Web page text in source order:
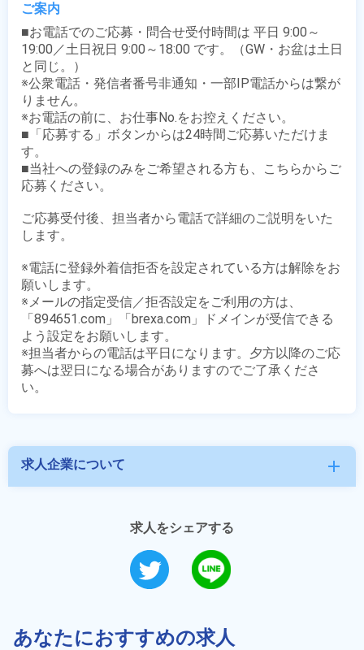
ご案内
■お電話でのご応募・問合せ受付時間は 平日 9:00～
19:00／土日祝日 9:00～18:00 です。（GW・お盆は土日
と同じ。）
※公衆電話・発信者番号非通知・一部IP電話からは繋が
りません。
※お電話の前に、お仕事No.をお控えください。
■「応募する」ボタンからは24時間ご応募いただけま
す。
■当社への登録のみをご希望される方も、こちらからご
応募ください。
ご応募受付後、担当者から電話で詳細のご説明をいた
します。
※電話に登録外着信拒否を設定されている方は解除をお
願いします。
※メールの指定受信／拒否設定をご利用の方は、
「894651.com」「brexa.com」ドメインが受信できる
よう設定をお願いします。
※担当者からの電話は平日になります。夕方以降のご応
募へは翌日になる場合がありますのでご了承くださ
求人企業について add
求人をシェアする
あなたにおすすめの求人